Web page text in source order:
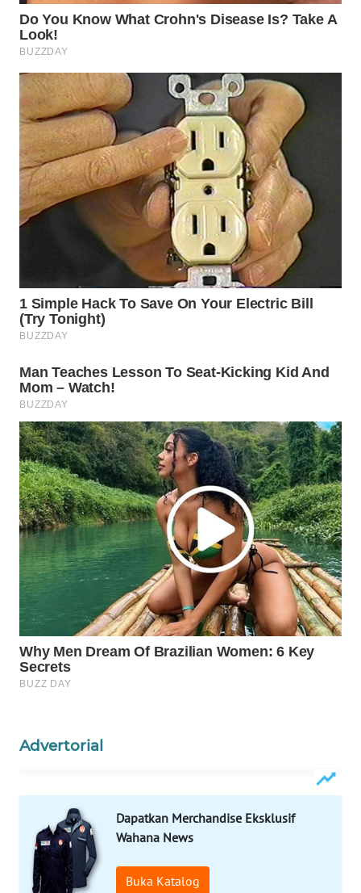
Advertorial
Dapatkan Merchandise Eksklusif
Wahana News
Buka Katalog
WAHANA
PERSONA
WAHANA
OTOMOTIF
WAHANA
HEALTH
WAHANA
WAHANA
Wahana
KONSUMEN
MASYARAKAT
KELISTRIKAN
WALINKI
ID
MAWAKA
MARTABAT
NET
LKKI
KOPEKLIN